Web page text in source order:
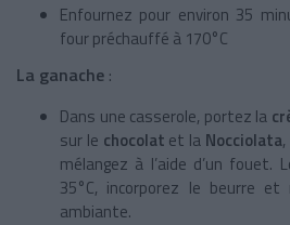
Enfournez pour environ 35
four préchauffé à 170°C
La ganache :
Dans une casserole, portez la
sur le chocolat et la Nocciolata
mélangez à l’aide d’un fouet.
35°C, incorporez le beurre
ambiante.